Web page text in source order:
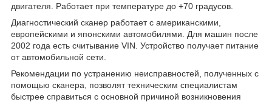
двигателя. Работает при температуре до +70 градусов.
Диагностический сканер работает с американскими,
европейскими и японскими автомобилями. Для машин после
2002 года есть считывание VIN. Устройство получает питание
от автомобильной сети.
Рекомендации по устранению неисправностей, полученных с
помощью сканера, позволят техническим специалистам
быстрее справиться с основной причиной возникновения